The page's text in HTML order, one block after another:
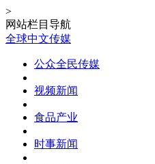
>
网站栏目导航
全球中文传媒
公众全民传媒
视频新闻
食品产业
时事新闻